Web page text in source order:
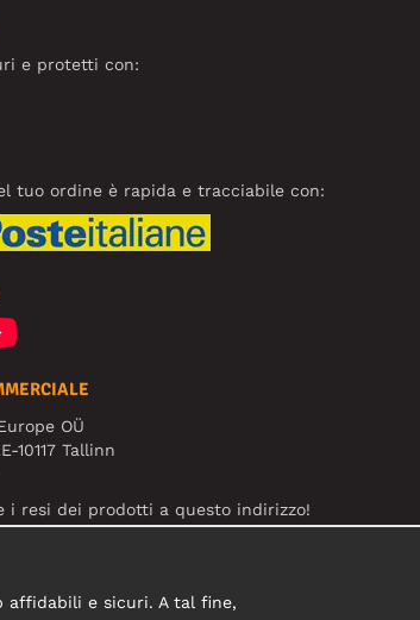
e protetti con:
tuo ordine è rapida e tracciabile con:
OÜ
10117 Tallinn
i resi dei prodotti a questo indirizzo!
affidabili e sicuri. A tal fine,